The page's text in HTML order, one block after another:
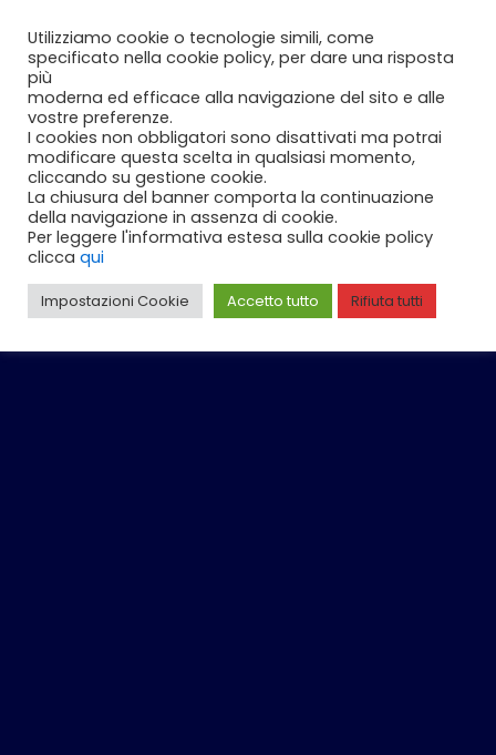
contenuto
Utilizziamo cookie o tecnologie simili, come
specificato nella cookie policy, per dare una risposta
più
moderna ed efficace alla navigazione del sito e alle
vostre preferenze.
I cookies non obbligatori sono disattivati ma potrai
modificare questa scelta in qualsiasi momento,
cliccando su gestione cookie.
La chiusura del banner comporta la continuazione
della navigazione in assenza di cookie.
Per leggere l'informativa estesa sulla cookie policy
clicca qui
Impostazioni Cookie Accetto tutto Rifiuta tutti